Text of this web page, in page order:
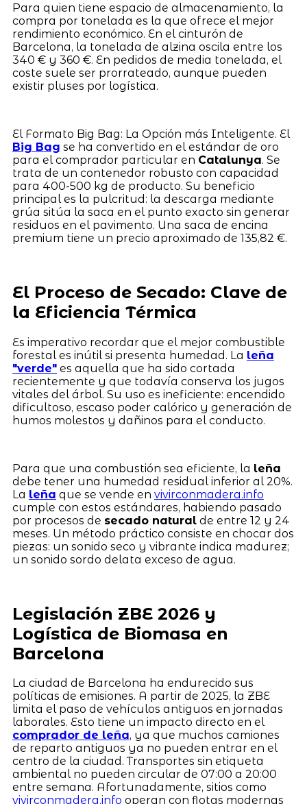
Para quien tiene espacio de almacenamiento, la
compra por tonelada es la que ofrece el mejor
rendimiento económico. En el cinturón de
Barcelona, la tonelada de alzina oscila entre los
340 € y 360 €. En pedidos de media tonelada, el
coste suele ser prorrateado, aunque pueden
existir pluses por logística.
El Formato Big Bag: La Opción más Inteligente. El
Big Bag se ha convertido en el estándar de oro
para el comprador particular en Catalunya. Se
trata de un contenedor robusto con capacidad
para 400-500 kg de producto. Su beneficio
principal es la pulcritud: la descarga mediante
grúa sitúa la saca en el punto exacto sin generar
residuos en el pavimento. Una saca de encina
premium tiene un precio aproximado de 135,82 €.
El Proceso de Secado: Clave de
la Eficiencia Térmica
Es imperativo recordar que el mejor combustible
forestal es inútil si presenta humedad. La leña
"verde"es aquella que ha sido cortada
recientemente y que todavía conserva los jugos
vitales del árbol. Su uso es ineficiente: encendido
dificultoso, escaso poder calórico y generación de
humos molestos y dañinos para el conducto.
Para que una combustión sea eficiente, la leña
debe tener una humedad residual inferior al 20%.
La leña que se vende en vivirconmadera.info
cumple con estos estándares, habiendo pasado
por procesos de secado naturalde entre 12 y 24
meses. Un método práctico consiste en chocar dos
piezas: un sonido seco y vibrante indica madurez;
un sonido sordo delata exceso de agua.
Legislación ZBE 2026 y
Logística de Biomasa en
Barcelona
La ciudad de Barcelona ha endurecido sus
políticas de emisiones. A partir de 2025, la ZBE
limita el paso de vehículos antiguos en jornadas
laborales. Esto tiene un impacto directo en el
comprador de leña, ya que muchos camiones
de reparto antiguos ya no pueden entrar en el
centro de la ciudad. Transportes sin etiqueta
ambiental no pueden circular de 07:00 a 20:00
entre semana. Afortunadamente, sitios como
vivirconmadera.info operan con flotas modernas